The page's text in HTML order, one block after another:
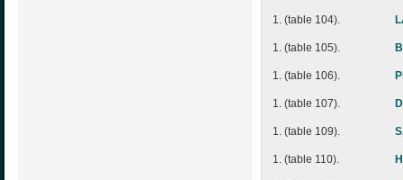
1. (table 104).
1. (table 105).
1. (table 106).
1. (table 107).
1. (table 109).
1. (table 110).